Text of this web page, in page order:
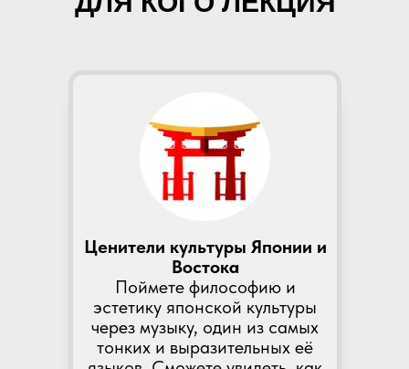
Ценители культуры Японии и
Востока
Поймете философию и
эстетику японской культуры
через музыку, один из самых
тонких и выразительных её